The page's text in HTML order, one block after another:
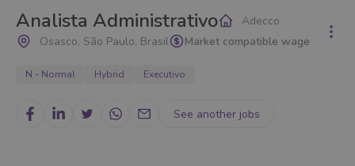
Analista Administrativo
Adecco
Osasco, São Paulo, Brasil
Market compatible wage
N - Normal Hybrid Executivo
See another jobs